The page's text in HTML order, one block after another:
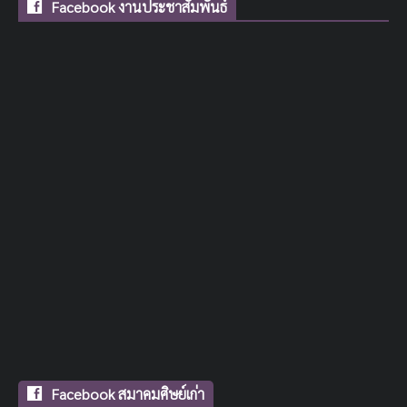
Facebook งานประชาสัมพันธ์
Facebook สมาคมศิษย์เก่า